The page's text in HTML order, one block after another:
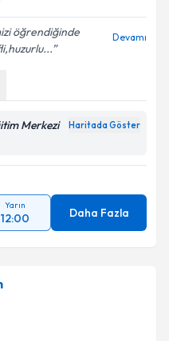
öğrendiğinde
Devamı
Merkezi Haritada Göster
Yarın
12:00 Daha Fazla